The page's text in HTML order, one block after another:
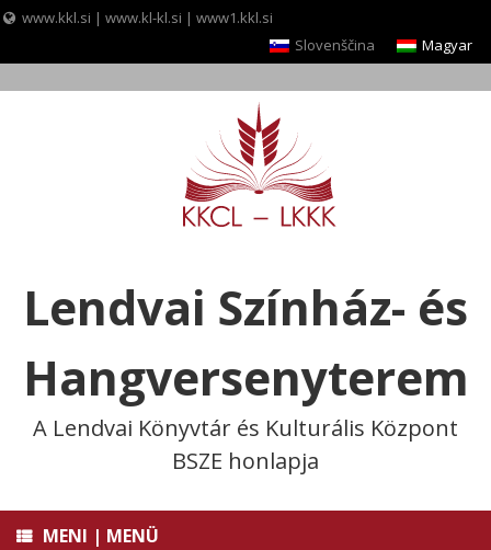
www.kkl.si | www.kl-kl.si | www1.kkl.si
Slovenščina
Magyar
Lendvai Színház- és
Hangversenyterem
A Lendvai Könyvtár és Kulturális Központ
BSZE honlapja
MENI | MENÜ